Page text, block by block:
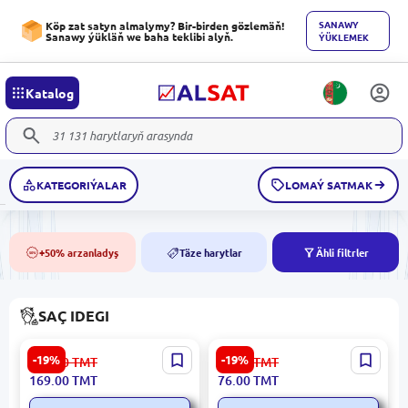
Köp zat satyn almalymy? Bir-birden gözlemäň!
Sanawy ýükläň we baha teklibi alyň.
SANAWY
ÝÜKLEMEK
Katalog
KATEGORIÝALAR LOMAÝ SATMAK
50% +50% arzanladyş NEW Täze harytlar Ähli filtrler
SAÇ IDEGI
-19%
CARICH KLA055 | Iki Miweli
Saç Maskasy 500g
209.00TMT
169.00TMT
-19%
Carich CAC007 | Saç üçin
düzýän gel 80 ml orta
tutmak
94.00 TMT
76.00TMT